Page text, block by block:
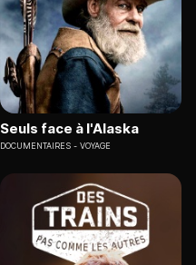
Seuls face à l'Alaska
DOCUMENTAIRES VOYAGE